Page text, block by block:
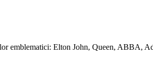
emblematici: Elton John, Queen, ABBA,